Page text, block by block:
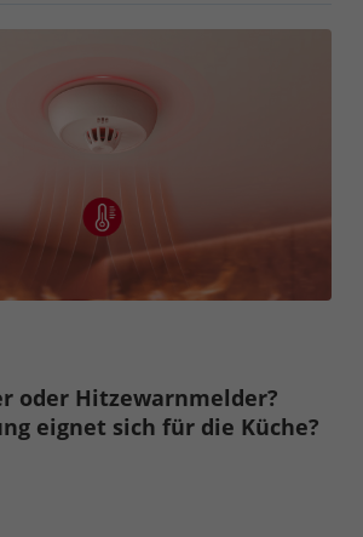
oder Hitzewarnmelder?
eignet sich für die Küche?